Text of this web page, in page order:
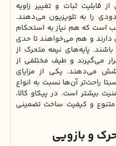
قابلیت ثبات و تغییر زاویه
را به تلویزیون می‌دهند.
است که هم نیاز به استحکام
دارند و هم می‌خواهند تا حدی
پایه‌های نیمه متحرک از
می‌گیرند و طیف مختلفی از
می‌دهند. یکی از مزایای
راحت‌تر آن‌ها نسبت به انواع
بیشتر است. در پیکاو کالا،
متنوع و کیفیت ساخت تضمینی
و بازویی